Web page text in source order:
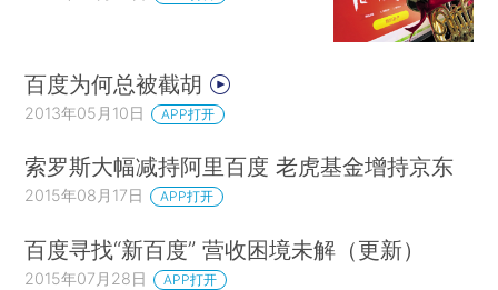
百度为何总被截胡
2013年05月10日 APP打开
索罗斯大幅减持阿里百度 老虎基金增持京东
2015年08月17日 APP打开
百度寻找“新百度” 营收困境未解（更新）
2015年07月28日 APP打开